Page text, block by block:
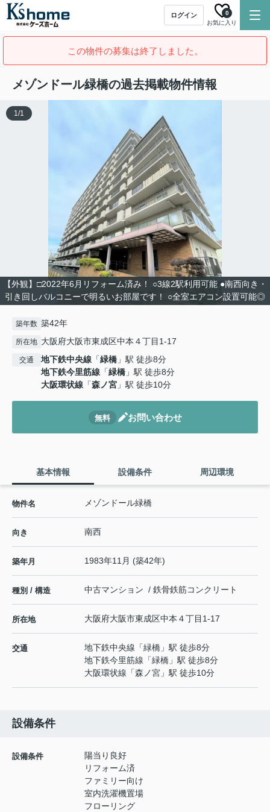
ログイン
お気に入り
0
この物件の募集は終了しました。
メゾンドール緑橋の過去掲載物件情報
【外観】□2022年6月リフォーム済み！ ○3線2駅利用可能 ●南西向き・
引き回しバルコニーで明るいお部屋です！ ○全室エアコン設置可能◎
1/1
築年数 築42年
所在地 大阪府大阪市東成区中本４丁目1-17
交通 地下鉄中央線 「緑橋 」駅 徒歩8分
地下鉄今里筋線 「緑橋 」駅 徒歩8分
大阪環状線 「森ノ宮 」駅 徒歩10分
無料 お問い合わせ
基本情報 設備条件 周辺環境
物件名 メゾンドール緑橋
向き 南西
築年月 1983年11月 (築42年)
種別 / 構造 中古マンション / 鉄骨鉄筋コンクリート
所在地 大阪府大阪市東成区中本 ４丁目1-17
交通 地下鉄中央線 「緑橋 」駅 徒歩8分
地下鉄今里筋線 「緑橋 」駅 徒歩8分
大阪環状線 「森ノ宮 」駅 徒歩10分
設備条件
設備条件
陽当り良好
リフォーム済
ファミリー向け
室内洗濯機置場
フローリング